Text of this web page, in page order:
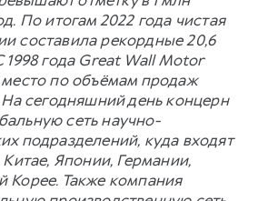
По итогам 2022 года чистая
составила рекордные 20,6
года Great Wall Motor
по объёмам продаж
сегодняшний день концерн
сеть научно-
подразделений, куда входят
Японии, Германии,
Также компания